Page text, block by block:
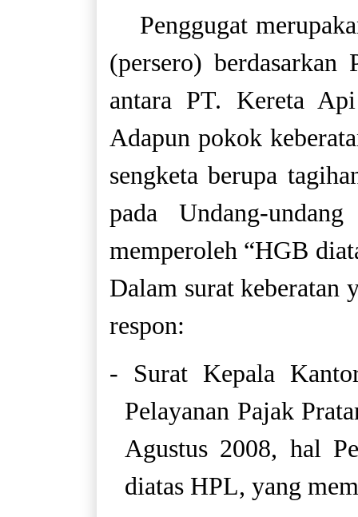
Penggugat
(persero) berdasarkan
antara PT. Kereta
Adapun pokok
sengketa berupa
pada Undang-
memperoleh “HGB
Dalam surat keberatan
respon:
- Surat Kepala
Pelayanan Pajak
Agustus 2008, hal
diatas HPL, yang